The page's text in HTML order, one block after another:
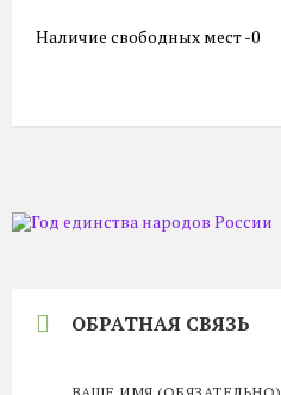
Наличие свободных мест -0
ОБРАТНАЯ СВЯЗЬ